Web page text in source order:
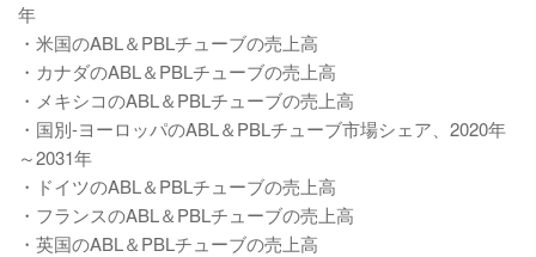
年
・米国のABL＆PBLチューブの売上高
・カナダのABL＆PBLチューブの売上高
・メキシコのABL＆PBLチューブの売上高
・国別-ヨーロッパのABL＆PBLチューブ市場シェア、2020年
～2031年
・ドイツのABL＆PBLチューブの売上高
・フランスのABL＆PBLチューブの売上高
・英国のABL＆PBLチューブの売上高